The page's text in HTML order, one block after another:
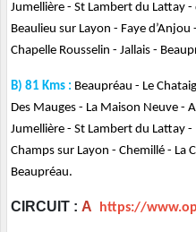
Jumellière - St Lambert du Lattay
Beaulieu sur Layon - Faye
Chapelle Rousselin - Jallais -
B) 81 Kms : Beaupréau - Le
Des Mauges - La Maison Neuve -
Jumellière - St Lambert du Lattay
Champs sur Layon - Chemillé - La
Beaupréau.
CIRCUIT : A https://